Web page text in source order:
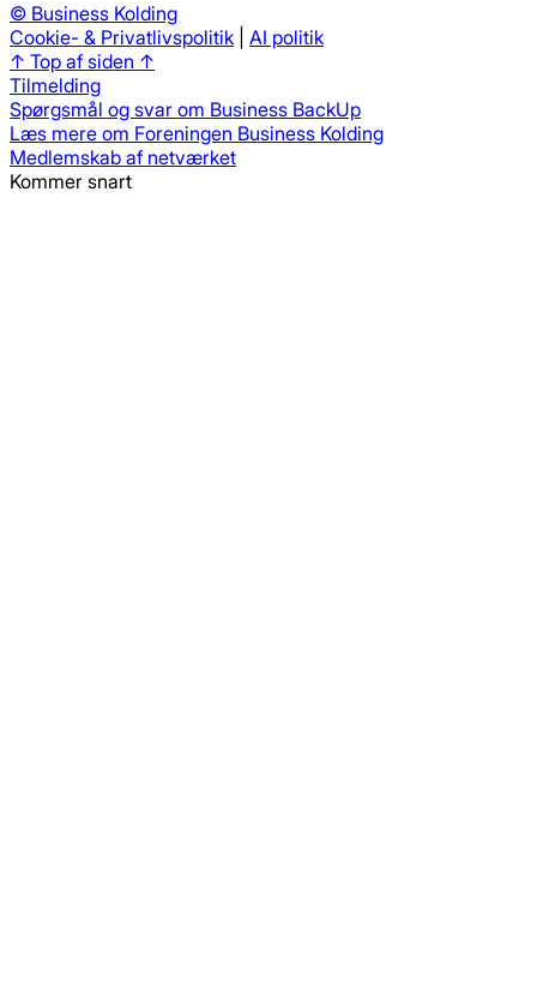
© Business Kolding
Cookie- & Privatlivspolitik
AI politik
↑ Top af siden ↑
Tilmelding
Spørgsmål og svar om Business BackUp
Læs mere om Foreningen Business Kolding
Medlemskab af netværket
Kommer snart